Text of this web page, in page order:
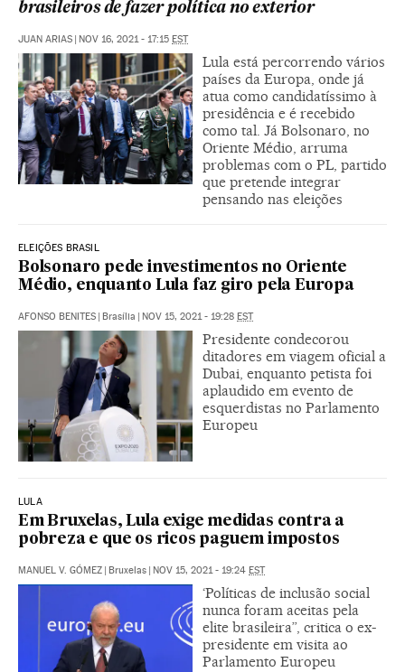
brasileiros de fazer política no exterior
JUAN ARIAS NOV 16, 2021 - 17:15 EST
Lula está percorrendo vários
países da Europa, onde já
atua como candidatíssimo à
presidência e é recebido
como tal. Já Bolsonaro, no
Oriente Médio, arruma
problemas com o PL, partido
que pretende integrar
pensando nas eleições
ELEIÇÕES BRASIL
Bolsonaro pede investimentos no Oriente
Médio, enquanto Lula faz giro pela Europa
AFONSO BENITES Brasília NOV 15, 2021 - 19:28 EST
Presidente condecorou
ditadores em viagem oficial a
Dubai, enquanto petista foi
aplaudido em evento de
esquerdistas no Parlamento
Europeu
LULA
Em Bruxelas, Lula exige medidas contra a
pobreza e que os ricos paguem impostos
MANUEL V. GÓMEZ Bruxelas NOV 15, 2021 - 19:24 EST
‘Políticas de inclusão social
nunca foram aceitas pela
elite brasileira”, critica o ex-
presidente em visita ao
Parlamento Europeu